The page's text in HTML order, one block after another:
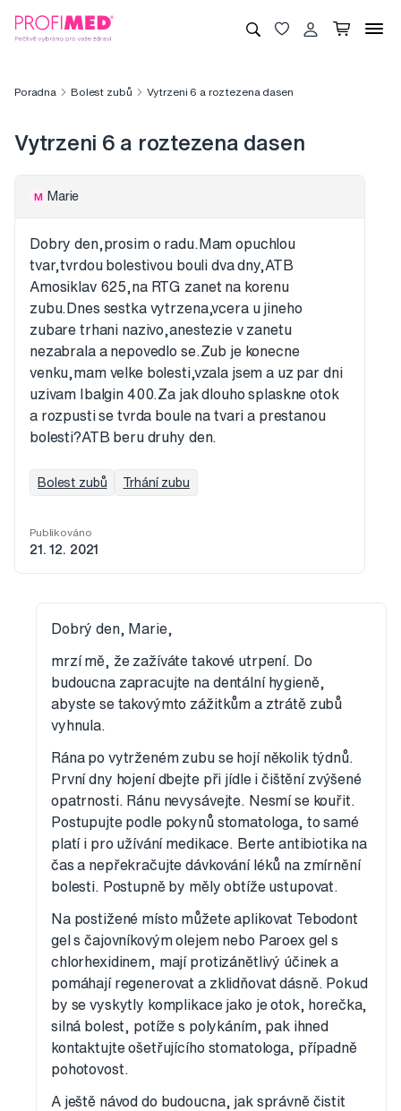
Poradna Bolest zubů Vytrzeni 6 a roztezena dasen
Vytrzeni 6 a roztezena dasen
M Marie
Dobry den,prosim o radu.Mam opuchlou
tvar,tvrdou bolestivou bouli dva dny,ATB
Amosiklav 625,na RTG zanet na korenu
zubu.Dnes sestka vytrzena,vcera u jineho
zubare trhani nazivo,anestezie v zanetu
nezabrala a nepovedlo se.Zub je konecne
venku,mam velke bolesti,vzala jsem a uz par dni
uzivam Ibalgin 400.Za jak dlouho splaskne otok
a rozpusti se tvrda boule na tvari a prestanou
bolesti?ATB beru druhy den.
Bolest zubů Trhání zubu
Publikováno
21. 12. 2021
Dobrý den, Marie,
mrzí mě, že zažíváte takové utrpení. Do
budoucna zapracujte na dentální hygieně,
abyste se takovýmto zážitkům a ztrátě zubů
vyhnula.
Rána po vytrženém zubu se hojí několik týdnů.
První dny hojení dbejte při jídle i čištění zvýšené
opatrnosti. Ránu nevysávejte. Nesmí se kouřit.
Postupujte podle pokynů stomatologa, to samé
platí i pro užívání medikace. Berte antibiotika na
čas a nepřekračujte dávkování léků na zmírnění
bolesti. Postupně by měly obtíže ustupovat.
Na postižené místo můžete aplikovat Tebodont
gel s čajovníkovým olejem nebo Paroex gel s
chlorhexidinem, mají protizánětlivý účinek a
pomáhají regenerovat a zklidňovat dásně. Pokud
by se vyskytly komplikace jako je otok, horečka,
silná bolest, potíže s polykáním, pak ihned
kontaktujte ošetřujícího stomatologa, případně
pohotovost.
A ještě návod do budoucna, jak správně čistit